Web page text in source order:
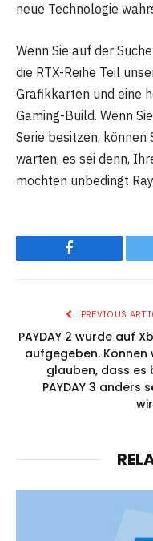
neue Technologie
Wenn Sie auf der
die RTX-Reihe Teil
Grafikkarten und eine
Gaming-Build. Wenn
Serie besitzen, können
warten, es sei denn,
möchten unbedingt
Facebook
PREVIOUS
PAYDAY 2 wurde auf
aufgegeben. Können
glauben, dass es
PAYDAY 3 anders